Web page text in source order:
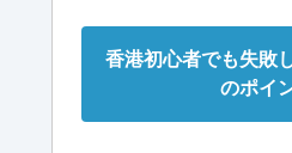
香港初心者でも失敗
のポイ